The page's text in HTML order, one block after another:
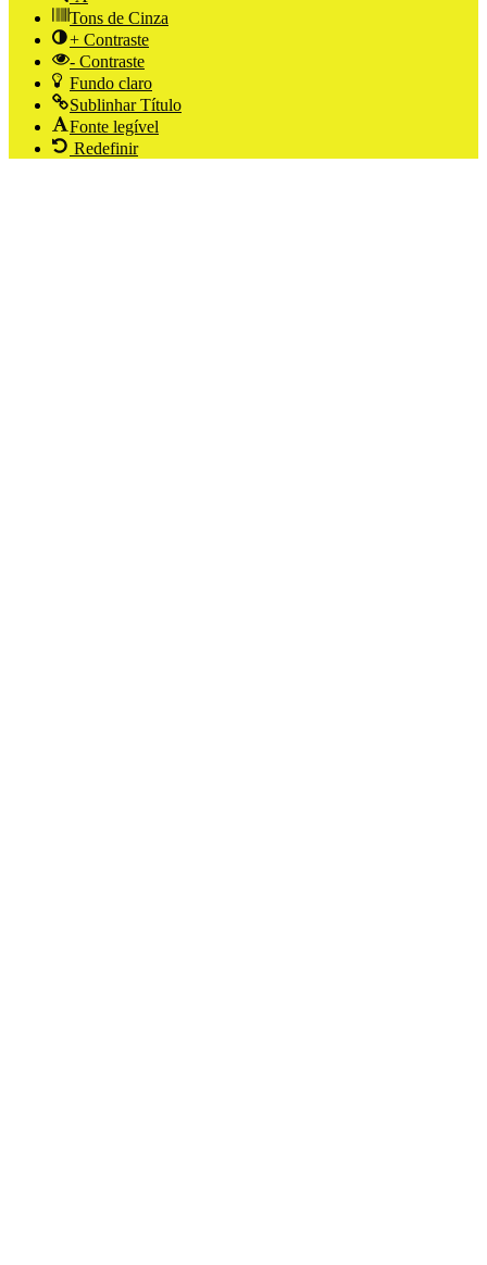
Tons de Cinza
+ Contraste
- Contraste
Fundo claro
Sublinhar Título
Fonte legível
Redefinir